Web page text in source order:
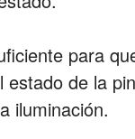
para
de la
iluminación.